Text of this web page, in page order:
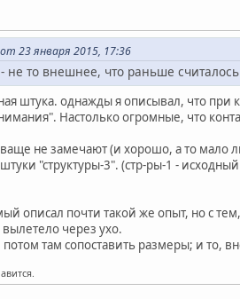
23 января 2015, 17:36
не то внешнее, что раньше
штука. однажды я описывал, что
Настолько огромные, что
не замечают (и хорошо, а то мало
"структуры-3". (стр-ры-1 -
описал почти такой же опыт, но с
через ухо.
потом там сопоставить размеры; и то,